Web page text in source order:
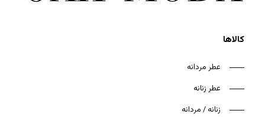
هیچ محصولی در سبد خرید نیست.
کالاها
عطر مردانه
عطر زنانه
زنانه / مردانه